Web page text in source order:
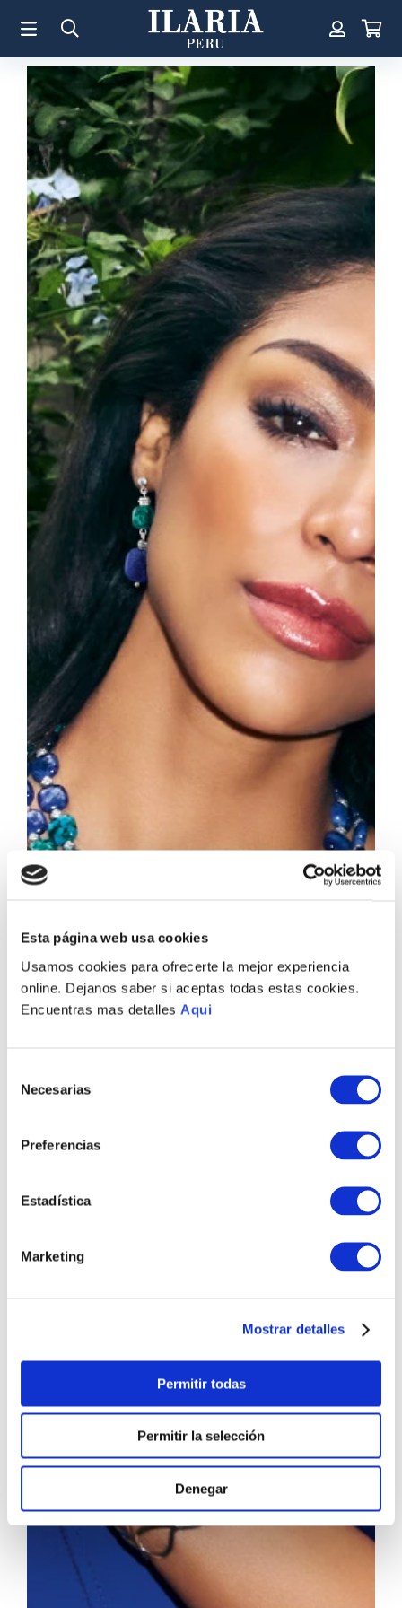
Esta página web usa cookies
Usamos cookies para ofrecerte la mejor experiencia
online. Dejanos saber si aceptas todas estas cookies.
Encuentras mas detalles Aqui
Necesarias
Preferencias
Estadística
Marketing
Mostrar detalles
Permitir todas
Permitir la selección
Denegar
TÉRMINOS MÁS BUSCADOS
1. Aretes
.
Pulsera
3.
Collar
4. Anillos
5. Pulsera Mujer
6. Perla
7. Cruz
8. Anillo
9
Corazon
10.Pulsera Hombre